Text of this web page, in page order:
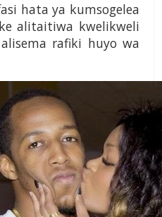
hata ya kumsogelea
alitaitiwa kwelikweli
rafiki huyo wa